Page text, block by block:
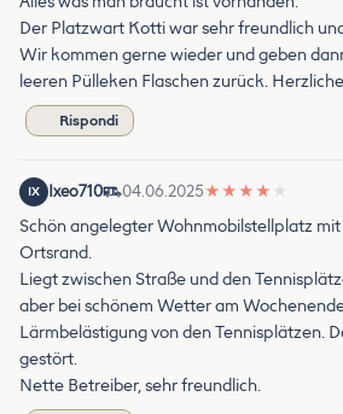
Der Platzwart Kotti war sehr freundlich
Wir kommen gerne wieder und geben
leeren Pülleken Flaschen zurück.
Rispondi
IX Ixeo710 04.06.2025★ ★ ★ ★ ★
Schön angelegter Wohnmobilstellplatz
Ortsrand.
Liegt zwischen Straße und den
aber bei schönem Wetter am
Lärmbelästigung von den Tennisplätzen.
gestört.
Nette Betreiber, sehr freundlich.